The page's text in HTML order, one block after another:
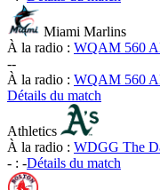
Miami Marlins
À la radio : WQAM 560
--
À la radio : WQAM 560
Détails du match
Athletics
À la radio : WDGG The
- : -Détails du match